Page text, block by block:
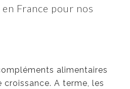
France pour nos
alimentaires
A terme, les